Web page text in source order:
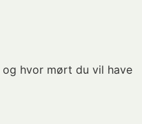
hvor mørt du vil have